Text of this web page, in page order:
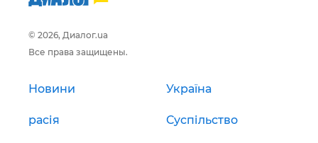
© 2026, Диалог.ua
Все права защищены.
Новини Україна
расія Суспільство